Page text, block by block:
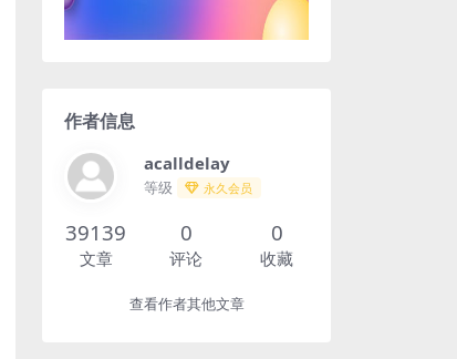
作者信息
acalldelay
等级 永久会员
39139
文章
0
评论
0
收藏
查看作者其他文章